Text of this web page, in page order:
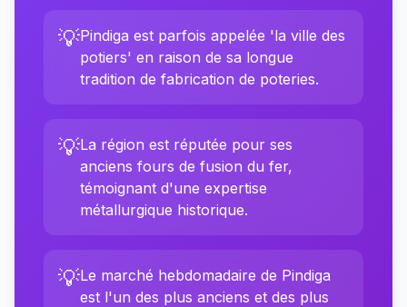
💡Pindiga est parfois appelée 'la ville des
potiers' en raison de sa longue
tradition de fabrication de poteries.
💡La région est réputée pour ses
anciens fours de fusion du fer,
témoignant d'une expertise
métallurgique historique.
💡Le marché hebdomadaire de Pindiga
est l'un des plus anciens et des plus